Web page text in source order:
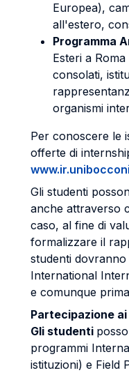
Europea),
all'estero,
Programma
Esteri a
consolati,
organismi
Per conoscere le
offerte di
Gli studenti
anche attraverso
caso, al fine di
formalizzare il
studenti
International
e comunque
Partecipazione
Gli studenti
programmi
istituzioni) e Field